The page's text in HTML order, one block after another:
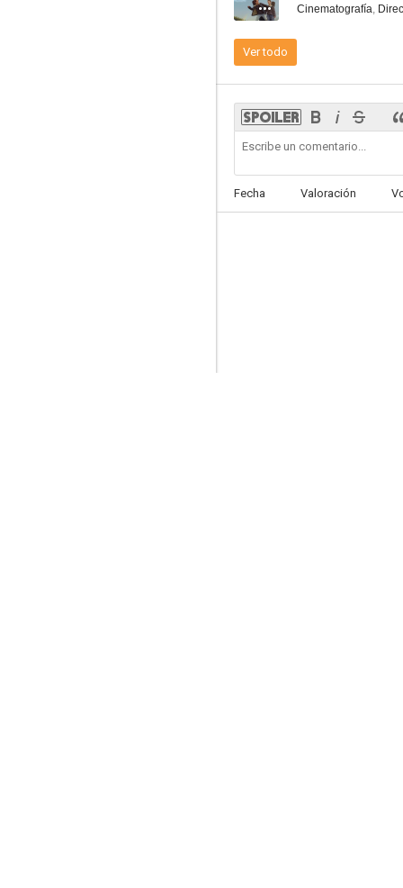
--
Cinematografía,
Ver todo
Fecha Valoración